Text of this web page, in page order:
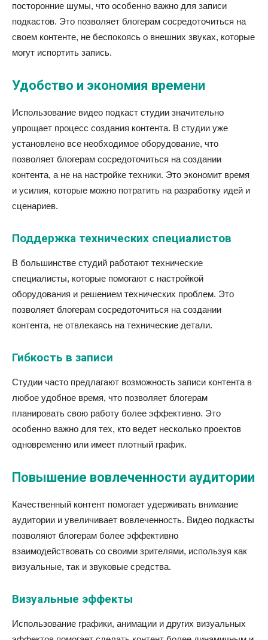
посторонние шумы, что особенно важно для записи
подкастов. Это позволяет блогерам сосредоточиться на
своем контенте, не беспокоясь о внешних звуках, которые
могут испортить запись.
Удобство и экономия времени
Использование видео подкаст студии значительно
упрощает процесс создания контента. В студии уже
установлено все необходимое оборудование, что
позволяет блогерам сосредоточиться на создании
контента, а не на настройке техники. Это экономит время
и усилия, которые можно потратить на разработку идей и
сценариев.
Поддержка технических специалистов
В большинстве студий работают технические
специалисты, которые помогают с настройкой
оборудования и решением технических проблем. Это
позволяет блогерам сосредоточиться на создании
контента, не отвлекаясь на технические детали.
Гибкость в записи
Студии часто предлагают возможность записи контента в
любое удобное время, что позволяет блогерам
планировать свою работу более эффективно. Это
особенно важно для тех, кто ведет несколько проектов
одновременно или имеет плотный график.
Повышение вовлеченности аудитории
Качественный контент помогает удерживать внимание
аудитории и увеличивает вовлеченность. Видео подкасты
позволяют блогерам более эффективно
взаимодействовать со своими зрителями, используя как
визуальные, так и звуковые средства.
Визуальные эффекты
Использование графики, анимации и других визуальных